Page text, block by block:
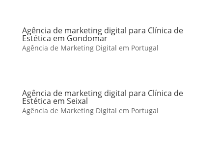
Agência de marketing digital para Clínica de
Estética em Gondomar
Agência de Marketing Digital em Portugal
Agência de marketing digital para Clínica de
Estética em Seixal
Agência de Marketing Digital em Portugal